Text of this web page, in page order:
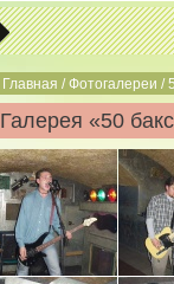
Главная /Фотогалереи /
Галерея «50